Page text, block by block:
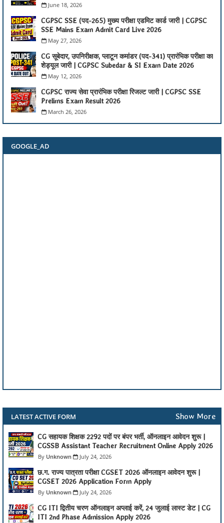
June 18, 2026
CGPSC SSE (पद-265) मुख्य परीक्षा एडमिट कार्ड जारी | CGPSC
SSE Mains Exam Admit Card Live 2026
May 27, 2026
CG सूबेदार, उपनिरीक्षक, प्लाटून कमांडर (पद-341) प्रारंभिक परीक्षा का
शेड्यूल जारी | CGPSC Subedar & SI Exam Date 2026
May 12, 2026
CGPSC राज्य सेवा प्रारंभिक परीक्षा रिजल्ट जारी | CGPSC SSE
Prelims Exam Result 2026
March 26, 2026
GOOGLE_AD
LATEST ACTIVE FORM Show More
CG सहायक शिक्षक 2292 पदों पर बंपर भर्ती, ऑनलाइन आवेदन शुरू |
CGSSB Assistant Teacher Recruitment Online Apply 2026
Unknown July 24, 2026
छ.ग. राज्य पात्रता परीक्षा CGSET 2026 ऑनलाइन आवेदन शुरू |
CGSET 2026 Application Form Apply
Unknown July 24, 2026
CG ITI द्वितीय चरण ऑनलाइन अप्लाई करें, 24 जुलाई लास्ट डेट | CG
ITI 2nd Phase Admission Apply 2026